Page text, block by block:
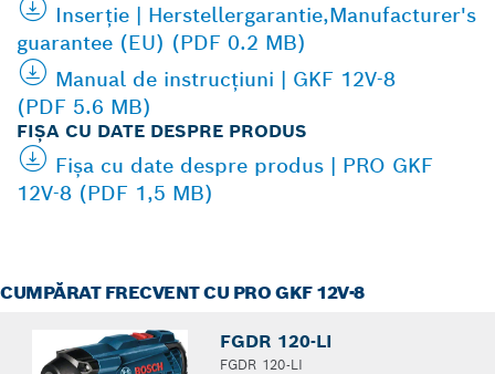
Inserţie | Herstellergarantie,Manufacturer's
guarantee (EU) (PDF 0.2 MB)
Manual de instrucţiuni | GKF 12V-8
(PDF 5.6 MB)
FIŞA CU DATE DESPRE PRODUS
Fişa cu date despre produs | PRO GKF
12V-8 (PDF 1,5 MB)
CUMPĂRAT FRECVENT CU PRO GKF 12V-8
FGDR 120-LI
FGDR 120-LI